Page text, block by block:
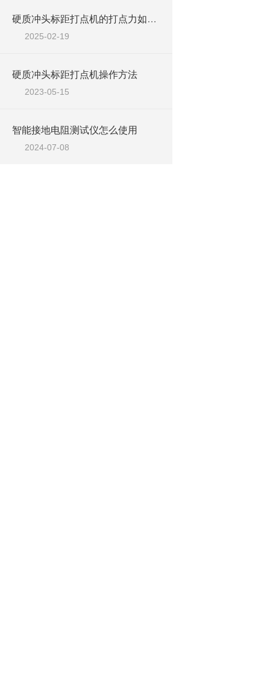
硬质冲头标距打点机的打点力如何调节
2025-02-19
硬质冲头标距打点机操作方法
2023-05-15
智能接地电阻测试仪怎么使用
2024-07-08